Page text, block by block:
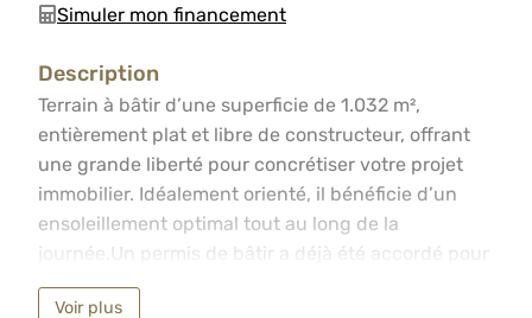
Simuler mon financement
Description
Terrain à bâtir d’une superficie de 1.032 m²,
Terrain à bâtir d’une superficie de 1.032 m²,
entièrement plat et libre de constructeur, offrant
une grande liberté pour concrétiser votre projet
immobilier. Idéalement orienté, il bénéficie d’un
ensoleillement optimal tout au long de la
journée.Un permis de bâtir a déjà été accordé pour
une maison 4 façades, vous permettant de gagner
un temps précieux dans vos démarches. Situé en
Voir plus